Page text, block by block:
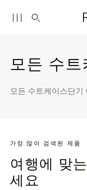
모든 수트
모든 수트케이스단기
가장 많이 검색된 제품
여행에 맞
세요